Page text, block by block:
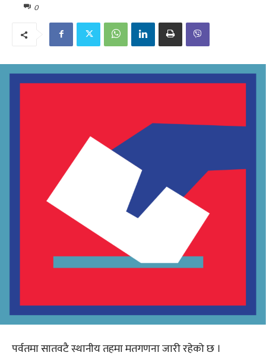
0
पर्वतमा सातवटै स्थानीय तहमा मतगणना जारी रहेको छ ।